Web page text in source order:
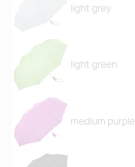
light grey
light green
medium purple